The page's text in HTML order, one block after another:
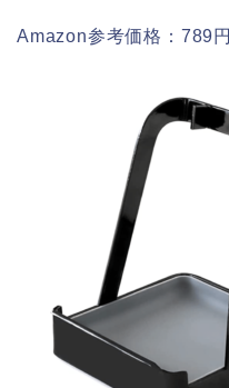
Amazon参考価格：789円